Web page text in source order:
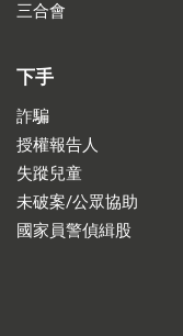
三合會
下手
詐騙
授權報告人
失蹤兒童
未破案/公眾協助
國家員警偵緝股